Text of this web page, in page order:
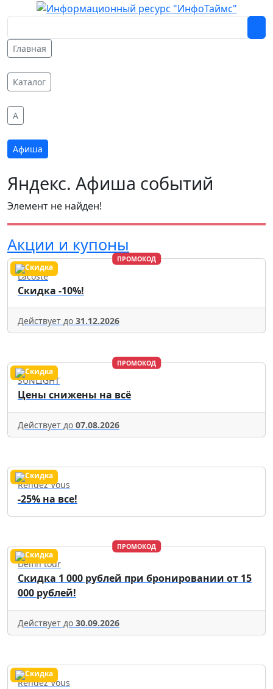
Главная
Каталог
A
Афиша
Яндекс. Афиша событий
Элемент не найден!
Акции и купоны
ПРОМОКОД
Lacoste
Скидка -10%!
Действует до 31.12.2026
ПРОМОКОД
SUNLIGHT
Цены снижены на всё
Действует до 07.08.2026
Rendez Vous
-25% на все!
ПРОМОКОД
Delfin tour
Скидка 1 000 рублей при бронировании от 15
000 рублей!
Действует до 30.09.2026
Rendez Vous